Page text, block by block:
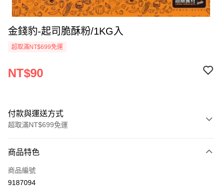
金錢豹-起司脆酥粉/1KG入
超取滿NT$699免運
NT$90
付款與運送方式
超取滿NT$699免運
信用卡一次付款
Apple Pay
商品特色
商品編號
9187094